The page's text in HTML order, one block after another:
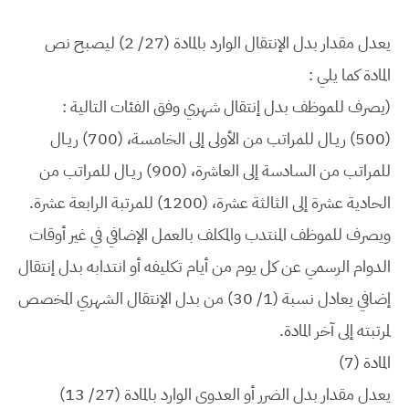
يعدل مقدار بدل الإنتقال الوارد بالمادة (27/ 2) ليصبح نص
المادة كما يلي :
(يصرف للموظف بدل إنتقال شهري وفق الفئات التالية :
(500) ريـال للمراتب من الأولى إلى الخامسة، (700) ريـال
للمراتب من السادسة إلى العاشرة، (900) ريـال للمراتب من
الحادية عشرة إلى الثالثة عشرة، (1200) للمرتبة الرابعة عشرة.
ويصرف للموظف المنتدب والمكلف بالعمل الإضافي في غير أوقات
الدوام الرسمي عن كل يوم من أيام تكليفه أو انتدابه بدل إنتقال
إضافي يعادل نسبة (1/ 30) من بدل الإنتقال الشهري المخصص
لمرتبته إلى آخر المادة.
المادة (7)
يعدل مقدار بدل الضرر أو العدوى الوارد بالمادة (27/ 13)